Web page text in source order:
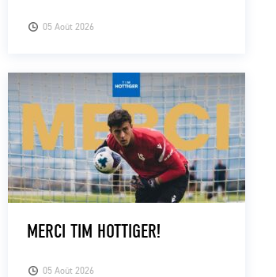
05 Août 2026
05 Août 2026
MERCI TIM HOTTIGER!